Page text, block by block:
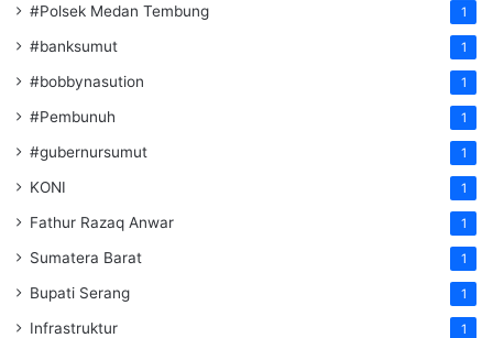
#Polsek Medan Tembung 1
#banksumut 1
#bobbynasution 1
#Pembunuh 1
#gubernursumut 1
KONI 1
Fathur Razaq Anwar 1
Sumatera Barat 1
Bupati Serang 1
Infrastruktur 1